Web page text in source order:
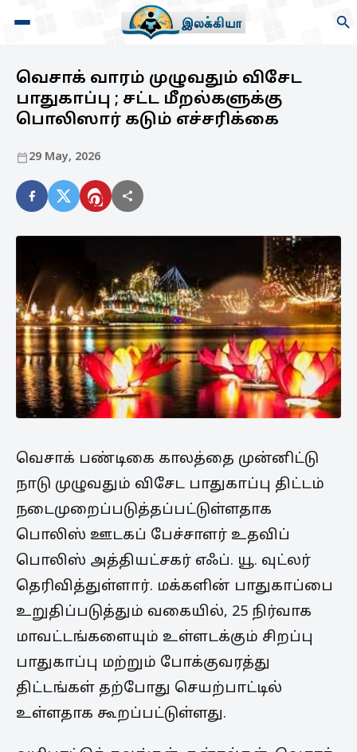
வெசாக் வாரம் முழுவதும் விசேட
பாதுகாப்பு ; சட்ட மீறல்களுக்கு
பொலிஸார் கடும் எச்சரிக்கை
29 May, 2026
வெசாக் பண்டிகை காலத்தை முன்னிட்டு
நாடு முழுவதும் விசேட பாதுகாப்பு திட்டம்
நடைமுறைப்படுத்தப்பட்டுள்ளதாக
பொலிஸ் ஊடகப் பேச்சாளர் உதவிப்
பொலிஸ் அத்தியட்சகர் எஃப். யூ. வுட்லர்
தெரிவித்துள்ளார். மக்களின் பாதுகாப்பை
உறுதிப்படுத்தும் வகையில், 25 நிர்வாக
மாவட்டங்களையும் உள்ளடக்கும் சிறப்பு
பாதுகாப்பு மற்றும் போக்குவரத்து
திட்டங்கள் தற்போது செயற்பாட்டில்
உள்ளதாக கூறப்பட்டுள்ளது.